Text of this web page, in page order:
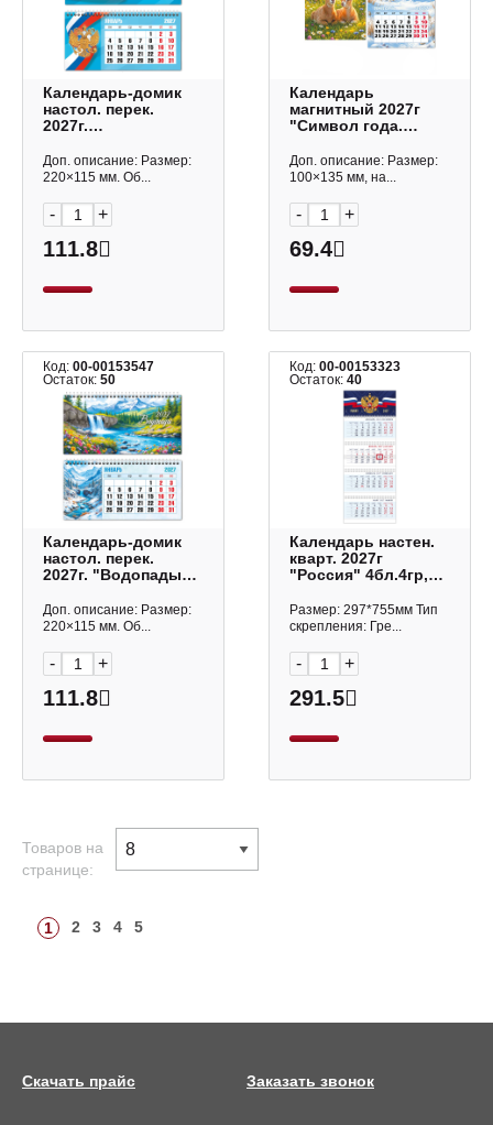
Календарь-домик
настол. перек.
2027г.
220*115мм 10064
Квадра
Доп. описание: Размер:
220×115 мм. Об...
- +
111.8
Календарь
магнитный 2027г
"Символ года.
10334 Квадра
Доп. описание: Размер:
100×135 мм, на...
- +
69.4
Код: 00-00153547
Остаток: 50
Календарь-домик
настол. перек.
2027г. "Водопады"
Квадра
Доп. описание: Размер:
220×115 мм. Об...
- +
111.8
Код:00-00153323
Остаток:40
Календарь настен.
кварт. 2027г
"Россия" 4бл.4гр,
4Кв4гр3_36822
Hatber
Размер: 297*755мм Тип
скрепления: Гре...
- +
291.5
Товаров на
странице:
1 2 3 4 5
Заказать звонок
Скачать прайс